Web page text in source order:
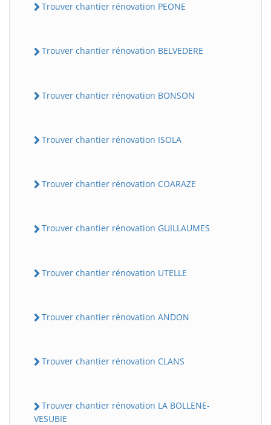
Trouver chantier rénovation PEONE
Trouver chantier rénovation BELVEDERE
Trouver chantier rénovation BONSON
Trouver chantier rénovation ISOLA
Trouver chantier rénovation COARAZE
Trouver chantier rénovation GUILLAUMES
Trouver chantier rénovation UTELLE
Trouver chantier rénovation ANDON
Trouver chantier rénovation CLANS
Trouver chantier rénovation LA BOLLENE-
VESUBIE